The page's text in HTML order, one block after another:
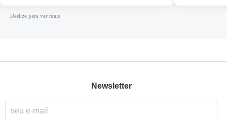
Deslize para ver mais
Newsletter